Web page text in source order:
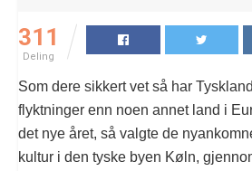
311
Deling
Som dere sikkert vet så har
flyktninger enn noen annet land i
det nye året, så valgte de
kultur i den tyske byen Køln,